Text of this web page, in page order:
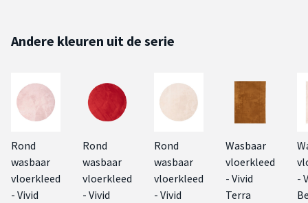
Andere kleuren uit de serie
Rond
wasbaar
vloerkleed
- Vivid
Rond
wasbaar
vloerkleed
- Vivid
Rond
wasbaar
vloerkleed
- Vivid
Wasbaar
vloerkleed
- Vivid
Terra
-